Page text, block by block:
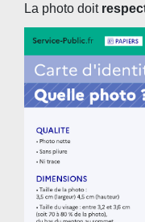
La photo doit